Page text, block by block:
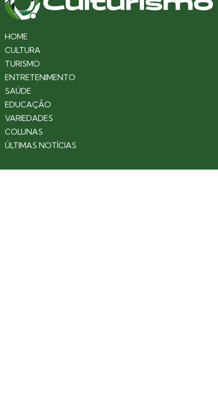
HOME
CULTURA
TURISMO
ENTRETENIMENTO
SAÚDE
EDUCAÇÃO
VARIEDADES
COLUNAS
ÚLTIMAS NOTÍCIAS